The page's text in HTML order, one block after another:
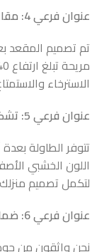
عنوان فرعي 4: مقاعد مريحة للغاية
تم تصميم المقعد
الاسترخاء
عنوان فرعي 5: تشكيلة من الألوان لتلبية أذواقك
تتوفر الطاولة
اللون الخشبي
لتكمل تصميم
عنوان فرعي 6: ضمان لمدة سنتين ضد العيوب التصنيعية
نحن واثقون من